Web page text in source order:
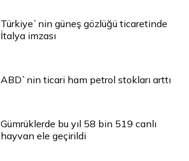
Türkiye`nin güneş gözlüğü ticaretinde
İtalya imzası
ABD`nin ticari ham petrol stokları arttı
Gümrüklerde bu yıl 58 bin 519 canlı
hayvan ele geçirildi